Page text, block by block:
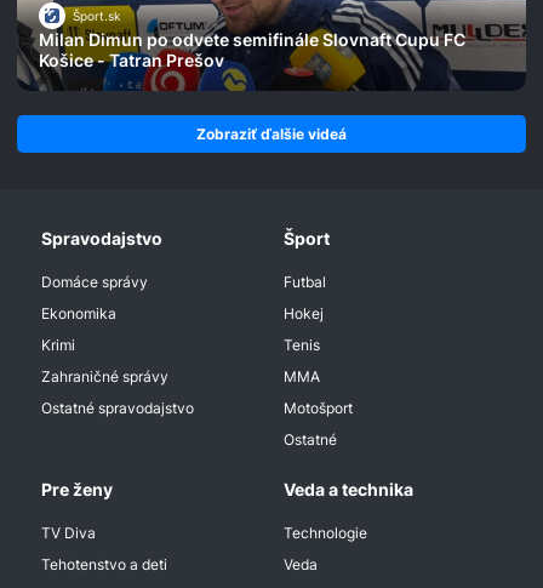
Šport.sk
Milan Dimun po odvete semifinále Slovnaft Cupu FC
Košice - Tatran Prešov
Zobraziť ďalšie videá
Spravodajstvo
Domáce správy
Ekonomika
Krimi
Zahraničné správy
Ostatné spravodajstvo
Šport
Futbal
Hokej
Tenis
MMA
Motošport
Ostatné
Pre ženy
TV Diva
Tehotenstvo a deti
Veda a technika
Technologie
Veda